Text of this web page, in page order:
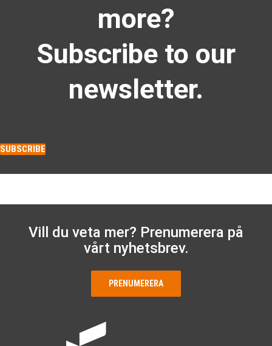
more?
Subscribe to our
newsletter.
SUBSCRIBE
Vill du veta mer? Prenumerera på
vårt nyhetsbrev.
PRENUMERERA